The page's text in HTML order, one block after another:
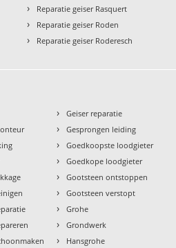
› Reparatie geiser Rasquert
› Reparatie geiser Roden
› Reparatie geiser Roderesch
› Geiser reparatie
› Gesprongen leiding
› Goedkoopste loodgieter
› Goedkope loodgieter
› Gootsteen ontstoppen
› Gootsteen verstopt
› Grohe
› Grondwerk
› Hansgrohe